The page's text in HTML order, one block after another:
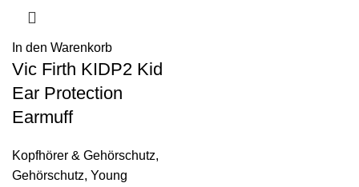
In den Warenkorb
Vic Firth KIDP2 Kid
Ear Protection
Earmuff
Kopfhörer & Gehörschutz,
Gehörschutz, Young